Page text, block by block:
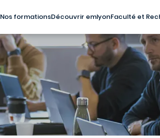
Nos formationsDécouvrir emlyonFaculté et